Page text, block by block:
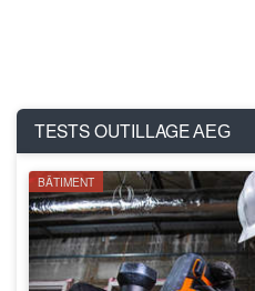
TESTS OUTILLAGEAEG
BÂTIMENT